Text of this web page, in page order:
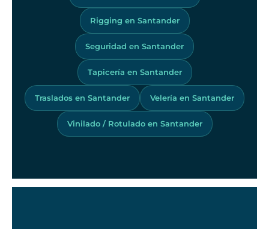
Rigging en Santander
Seguridad en Santander
Tapicería en Santander
Traslados en Santander Velería en Santander
Vinilado / Rotulado en Santander